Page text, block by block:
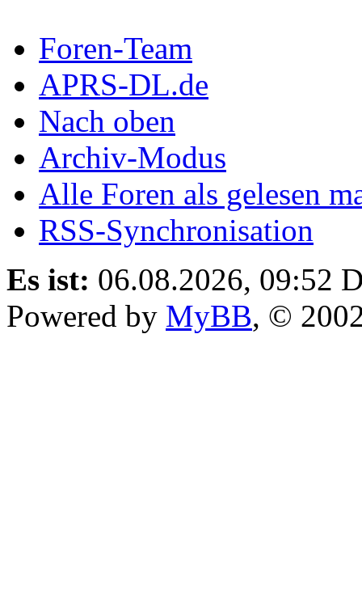
Foren-Team
APRS-DL.de
Nach oben
Archiv-Modus
Alle Foren als gelesen
RSS-Synchronisation
Es ist: 06.08.2026, 09:52
Powered by MyBB, ©